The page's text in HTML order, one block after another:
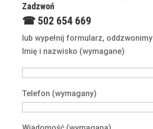
Zadzwoń
☎ 502 654 669
lub wypełnij formularz, oddzwonimy
Imię i nazwisko (wymagane)
Telefon (wymagany)